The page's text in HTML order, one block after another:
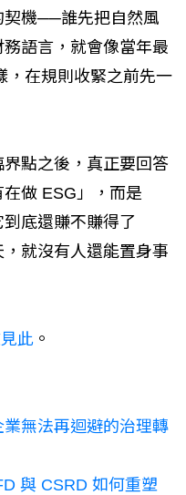
契機──誰先把自然風
語言，就會像當年最
，在規則收緊之前先一
點之後，真正要回答
做 ESG」，而是
到底還賺不賺得了
就沒有人還能置身事
此 。
無法再迴避的治理轉
與 CSRD 如何重塑